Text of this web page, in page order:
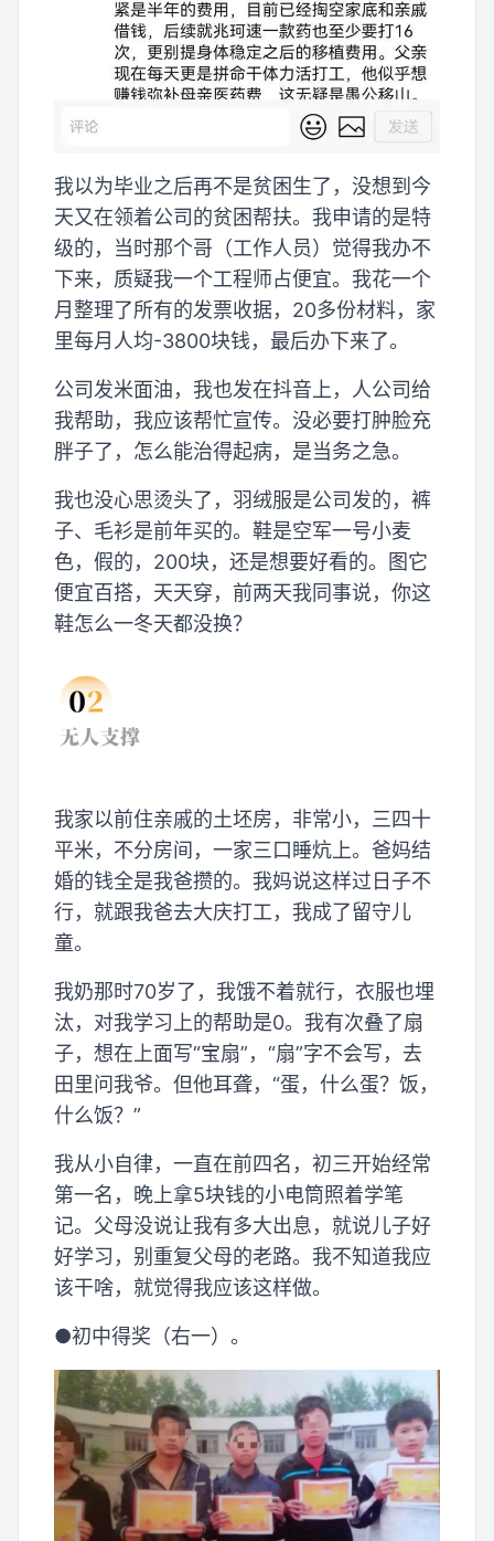
我以为毕业之后再不是贫困生了，没想到今
天又在领着公司的贫困帮扶。我申请的是特
级的，当时那个哥（工作人员）觉得我办不
下来，质疑我一个工程师占便宜。我花一个
月整理了所有的发票收据，20多份材料，家
里每月人均-3800块钱，最后办下来了。
公司发米面油，我也发在抖音上，人公司给
我帮助，我应该帮忙宣传。没必要打肿脸充
胖子了，怎么能治得起病，是当务之急。
我也没心思烫头了，羽绒服是公司发的，裤
子、毛衫是前年买的。鞋是空军一号小麦
色，假的，200块，还是想要好看的。图它
便宜百搭，天天穿，前两天我同事说，你这
鞋怎么一冬天都没换？
我家以前住亲戚的土坯房，非常小，三四十
平米，不分房间，一家三口睡炕上。爸妈结
婚的钱全是我爸攒的。我妈说这样过日子不
行，就跟我爸去大庆打工，我成了留守儿
童。
我奶那时70岁了，我饿不着就行，衣服也埋
汰，对我学习上的帮助是0。我有次叠了扇
子，想在上面写“宝扇”，“扇”字不会写，去
田里问我爷。但他耳聋，“蛋，什么蛋？饭，
什么饭？”
我从小自律，一直在前四名，初三开始经常
第一名，晚上拿5块钱的小电筒照着学笔
记。父母没说让我有多大出息，就说儿子好
好学习，别重复父母的老路。我不知道我应
该干啥，就觉得我应该这样做。
●初中得奖（右一）。